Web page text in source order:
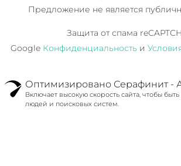
Предложение не является
Защита от спама
Google Конфиденциальностьи
Оптимизировано Серафинит -
Включает высокую скорость сайта, чтобы
людей и поисковых систем.